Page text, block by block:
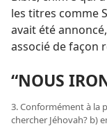
les titres comme
avait été
associé de façon
“NOUS
3. Conformément à la
chercher Jéhovah? b)